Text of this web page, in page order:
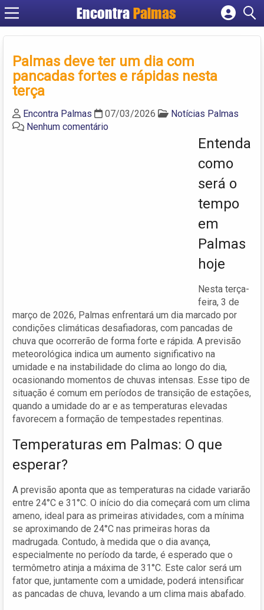
Encontra Palmas
Cadastrar empresa
Criar conta
Palmas deve ter um dia com
pancadas fortes e rápidas nesta
terça
Encontra Palmas 07/03/2026
Notícias Palmas
Nenhum comentário
Entenda
como
será o
tempo
em
Palmas
hoje
Nesta terça-
feira, 3 de
março de 2026, Palmas enfrentará um dia marcado por
condições climáticas desafiadoras, com pancadas de
chuva que ocorrerão de forma forte e rápida. A previsão
meteorológica indica um aumento significativo na
umidade e na instabilidade do clima ao longo do dia,
ocasionando momentos de chuvas intensas. Esse tipo de
situação é comum em períodos de transição de estações,
quando a umidade do ar e as temperaturas elevadas
favorecem a formação de tempestades repentinas.
Temperaturas em Palmas: O que
esperar?
A previsão aponta que as temperaturas na cidade variarão
entre 24°C e 31°C. O início do dia começará com um clima
ameno, ideal para as primeiras atividades, com a mínima
se aproximando de 24°C nas primeiras horas da
madrugada. Contudo, à medida que o dia avança,
especialmente no período da tarde, é esperado que o
termômetro atinja a máxima de 31°C. Este calor será um
fator que, juntamente com a umidade, poderá intensificar
as pancadas de chuva, levando a um clima mais abafado.